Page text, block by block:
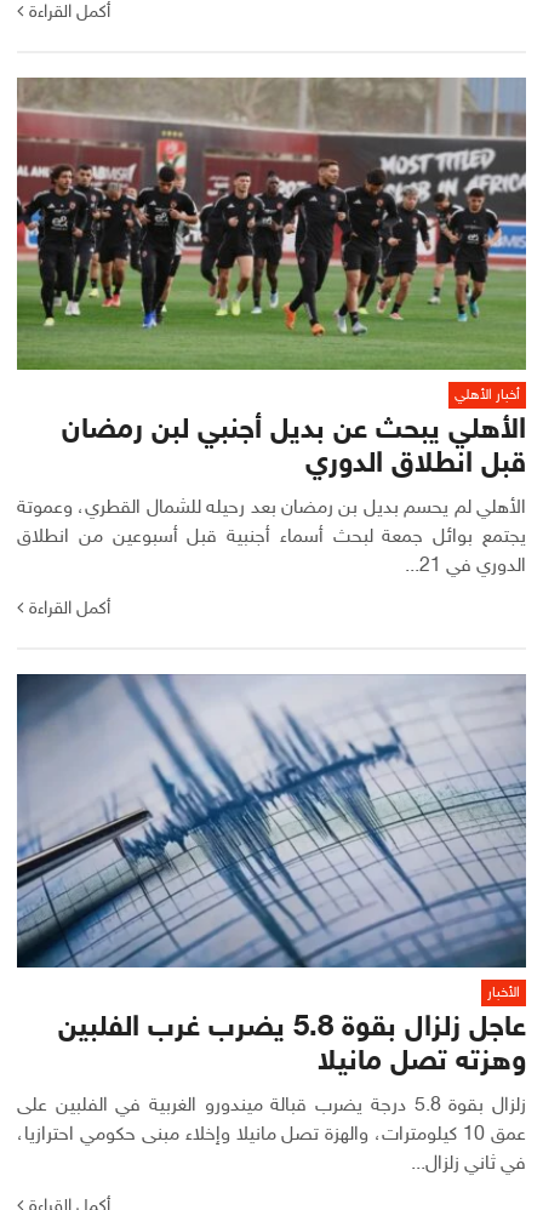
أكمل القراءة
أخبار الأهلي
الأهلي يبحث عن بديل أجنبي لبن رمضان
قبل انطلاق الدوري
الأهلي لم يحسم بديل بن رمضان بعد رحيله للشمال القطري، وعموتة
يجتمع بوائل جمعة لبحث أسماء أجنبية قبل أسبوعين من انطلاق
الدوري في 21...
أكمل القراءة
الأخبار
عاجل زلزال بقوة 5.8 يضرب غرب الفلبين
وهزته تصل مانيلا
زلزال بقوة 5.8 درجة يضرب قبالة ميندورو الغربية في الفلبين على
عمق 10 كيلومترات، والهزة تصل مانيلا وإخلاء مبنى حكومي احترازيا،
في ثاني زلزال...